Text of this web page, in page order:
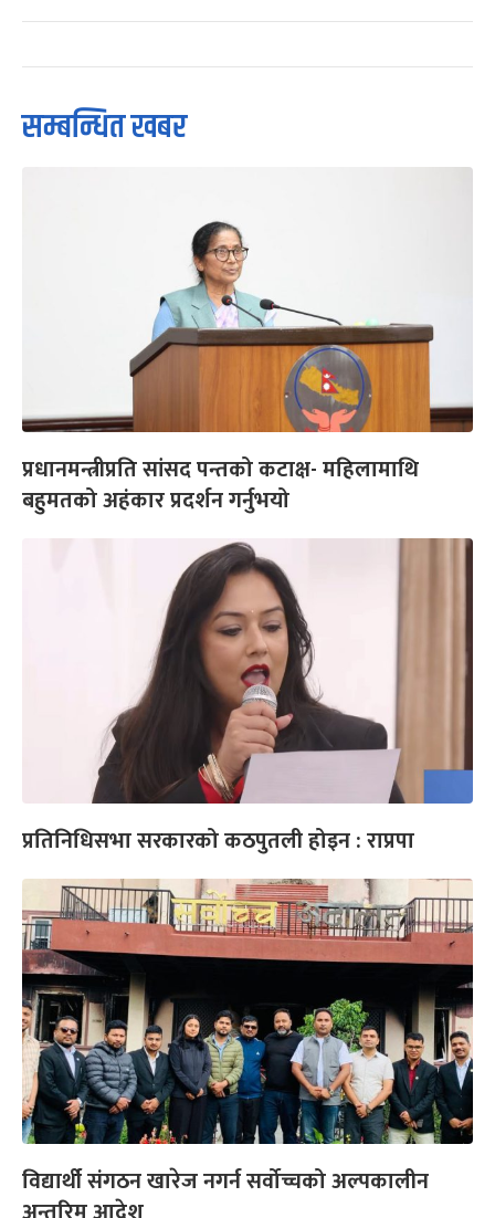
सम्बन्धित खबर
प्रधानमन्त्रीप्रति सांसद पन्तको कटाक्ष- महिलामाथि
बहुमतको अहंकार प्रदर्शन गर्नुभयो
प्रतिनिधिसभा सरकारको कठपुतली होइन : राप्रपा
विद्यार्थी संगठन खारेज नगर्न सर्वोच्चको अल्पकालीन